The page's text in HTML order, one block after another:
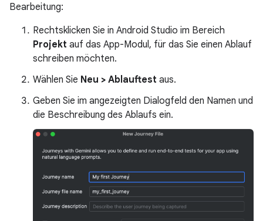
Bearbeitung:
Rechtsklicken Sie in Android Studio im Bereich
Projekt auf das App-Modul, für das Sie einen Ablauf
schreiben möchten.
Wählen Sie Neu > Ablauftest aus.
Geben Sie im angezeigten Dialogfeld den Namen und
die Beschreibung des Ablaufs ein.